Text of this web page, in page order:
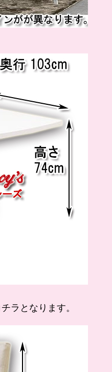
ラとなります。